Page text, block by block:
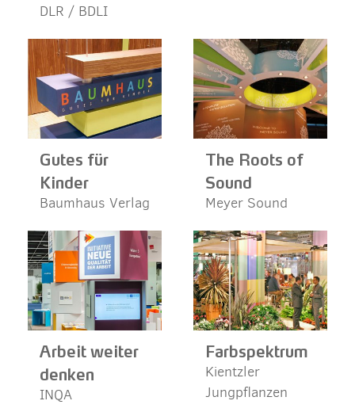
DLR / BDLI
Gutes für
Kinder
Baumhaus Verlag
The Roots of
Sound
Meyer Sound
Arbeit weiter
denken
INQA
Farbspektrum
Kientzler
Jungpflanzen